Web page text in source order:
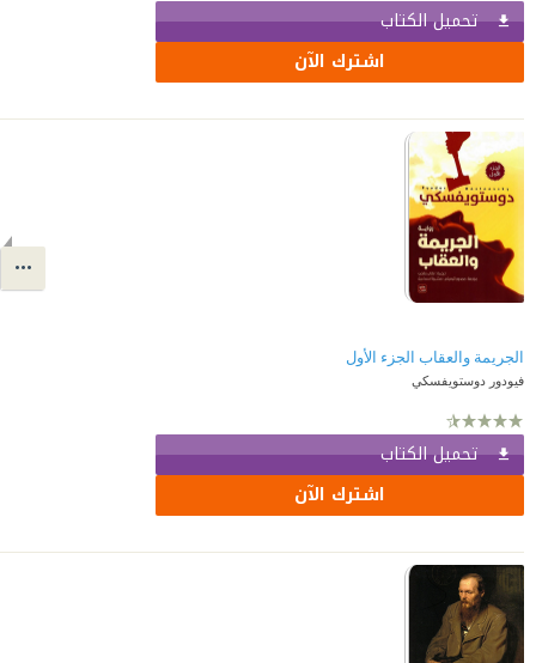
تحميل الكتاب
اشترك الآن
الجريمة والعقاب الجزء الأول
فيودور دوستويفسكي
تحميل الكتاب
اشترك الآن